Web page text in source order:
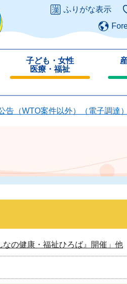
ふりがな表示
子ども・女性
医療・福祉
じ
る
じ
る
告（WTO案件以外）（電子調達）
の健康・福祉ひろば』開催」他